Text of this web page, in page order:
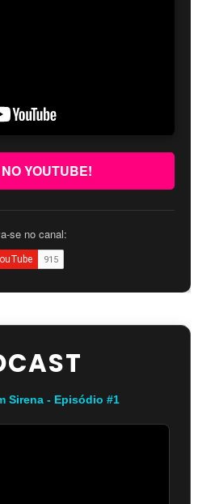
YOUTUBE!
se no canal:
Sirena - Episódio #1